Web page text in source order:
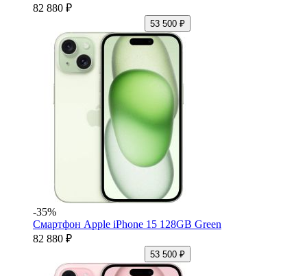
82 880 ₽
53 500 ₽
-35%
Смартфон Apple iPhone 15 128GB Green
82 880 ₽
53 500 ₽